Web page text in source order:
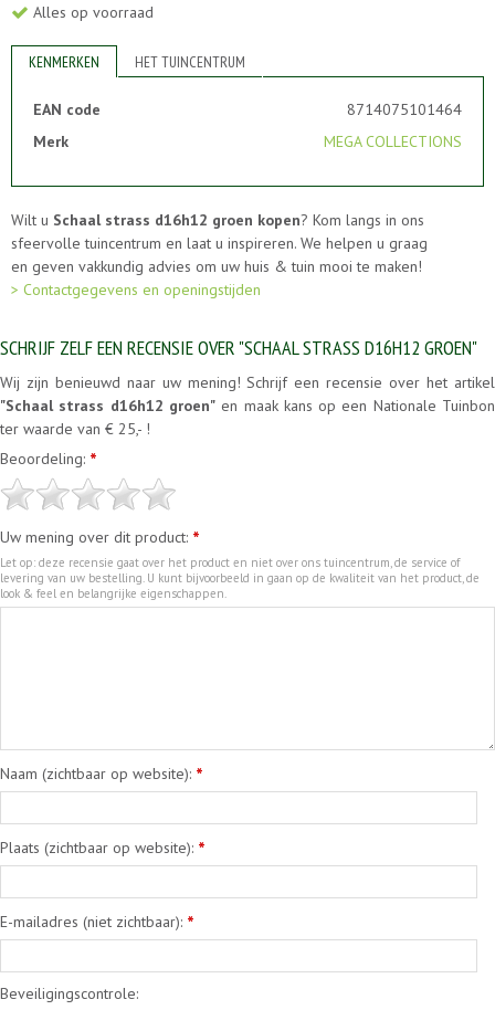
Alles op voorraad
KENMERKEN HET TUINCENTRUM
EAN code
8714075101464
Merk
MEGA COLLECTIONS
Wilt u Schaal strass d16h12 groen kopen? Kom langs in ons
sfeervolle tuincentrum en laat u inspireren. We helpen u graag
en geven vakkundig advies om uw huis & tuin mooi te maken!
> Contactgegevens en openingstijden
SCHRIJF ZELF EEN RECENSIE OVER "SCHAAL STRASS D16H12 GROEN"
Wij zijn benieuwd naar uw mening! Schrijf een recensie over het artikel
"Schaal strass d16h12 groen"en maak kans op een Nationale Tuinbon
ter waarde van € 25,- !
Beoordeling: *
Uw mening over dit product: *
Let op: deze recensie gaat over het product en niet over ons tuincentrum, de service of
levering van uw bestelling. U kunt bijvoorbeeld in gaan op de kwaliteit van het product, de
look & feel en belangrijke eigenschappen.
Naam (zichtbaar op website): *
Plaats (zichtbaar op website): *
E-mailadres (niet zichtbaar): *
Beveiligingscontrole: